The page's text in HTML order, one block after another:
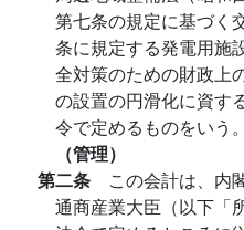
第七条の規定に基づく
条に規定する発電用施
全対策のための財政上
の設置の円滑化に資す
令で定めるものをいう。
（管理）
第二条 この会計は、内
通商産業大臣（以下「